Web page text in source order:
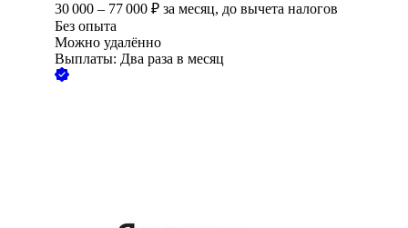
30 000 – 77 000 ₽ за месяц, до вычета налогов
Без опыта
Можно удалённо
Выплаты: Два раза в месяц